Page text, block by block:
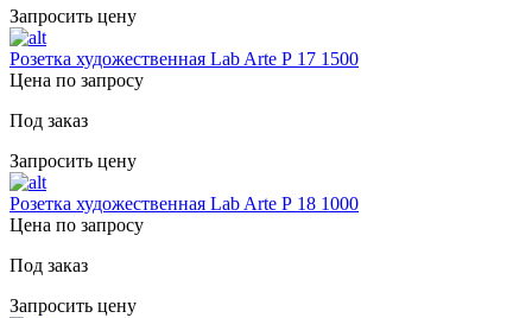
Запросить цену
Розетка художественная Lab Arte Р 17 1500
Цена по запросу
Под заказ
Запросить цену
Розетка художественная Lab Arte Р 18 1000
Цена по запросу
Под заказ
Запросить цену